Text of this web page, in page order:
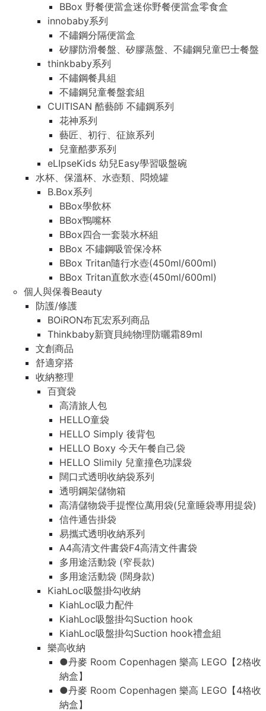
BBox 野餐便當盒迷你野餐便當盒零食盒
innobaby系列
不鏽鋼分隔便當盒
矽膠防滑餐盤、矽膠蒸盤、不鏽鋼兒童巴士餐盤
thinkbaby系列
不鏽鋼餐具組
不鏽鋼兒童餐盤套組
CUITISAN 酷藝師 不鏽鋼系列
花神系列
藝匠、初行、征旅系列
兒童酷夢系列
eLIpseKids 幼兒Easy學習吸盤碗
水杯、保溫杯、水壺類、悶燒罐
B.Box系列
BBox學飲杯
BBox鴨嘴杯
BBox四合一套裝水杯組
BBox 不鏽鋼吸管保冷杯
BBox Tritan隨行水壺(450ml/600ml)
BBox Tritan直飲水壺(450ml/600ml)
個人與保養Beauty
防護/修護
BOiRON布瓦宏系列商品
Thinkbaby新寶貝純物理防曬霜89ml
文創商品
舒適穿搭
收納整理
百寶袋
高清旅人包
HELLO童袋
HELLO Simply 後背包
HELLO Boxy 今天午餐自己袋
HELLO Slimily 兒童撞色功課袋
闊口式透明收納袋系列
透明鋼架儲物箱
高清儲物袋手提慳位萬用袋(兒童睡袋專用提袋)
信件通告掛袋
易攜式透明收納系列
A4高清文件書袋F4高清文件書袋
多用途活動袋 (窄長款)
多用途活動袋 (闊身款)
KiahLoc吸盤掛勾收納
KiahLoc吸力配件
KiahLoc吸盤掛勾Suction hook
KiahLoc吸盤掛勾Suction hook禮盒組
樂高收納
●丹麥 Room Copenhagen 樂高 LEGO【2格收
納盒】
●丹麥 Room Copenhagen 樂高 LEGO【4格收
納盒】